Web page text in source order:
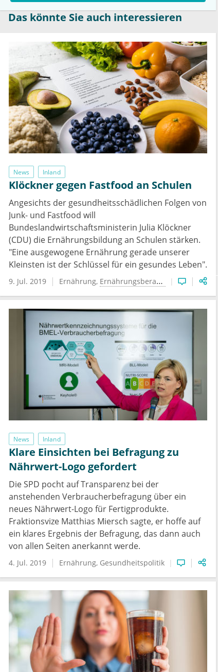
Das könnte Sie auch interessieren
News Inland
Klöckner gegen Fastfood an Schulen
Angesichts der gesundheitsschädlichen Folgen von
Junk- und Fastfood will
Bundeslandwirtschaftsministerin Julia Klöckner
(CDU) die Ernährungsbildung an Schulen stärken.
"Eine ausgewogene Ernährung gerade unserer
Kleinsten ist der Schlüssel für ein gesundes Leben".
9. Jul. 2019 Ernährung Ernährungsberatung
News Inland
Klare Einsichten bei Befragung zu
Nährwert-Logo gefordert
Die SPD pocht auf Transparenz bei der
anstehenden Verbraucherbefragung über ein
neues Nährwert-Logo für Fertigprodukte.
Fraktionsvize Matthias Miersch sagte, er hoffe auf
ein klares Ergebnis der Befragung, das dann auch
von allen Seiten anerkannt werde.
4. Jul. 2019 Ernährung Gesundheitspolitik